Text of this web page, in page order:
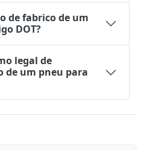
de fabrico de um
DOT?
legal de
de um pneu para